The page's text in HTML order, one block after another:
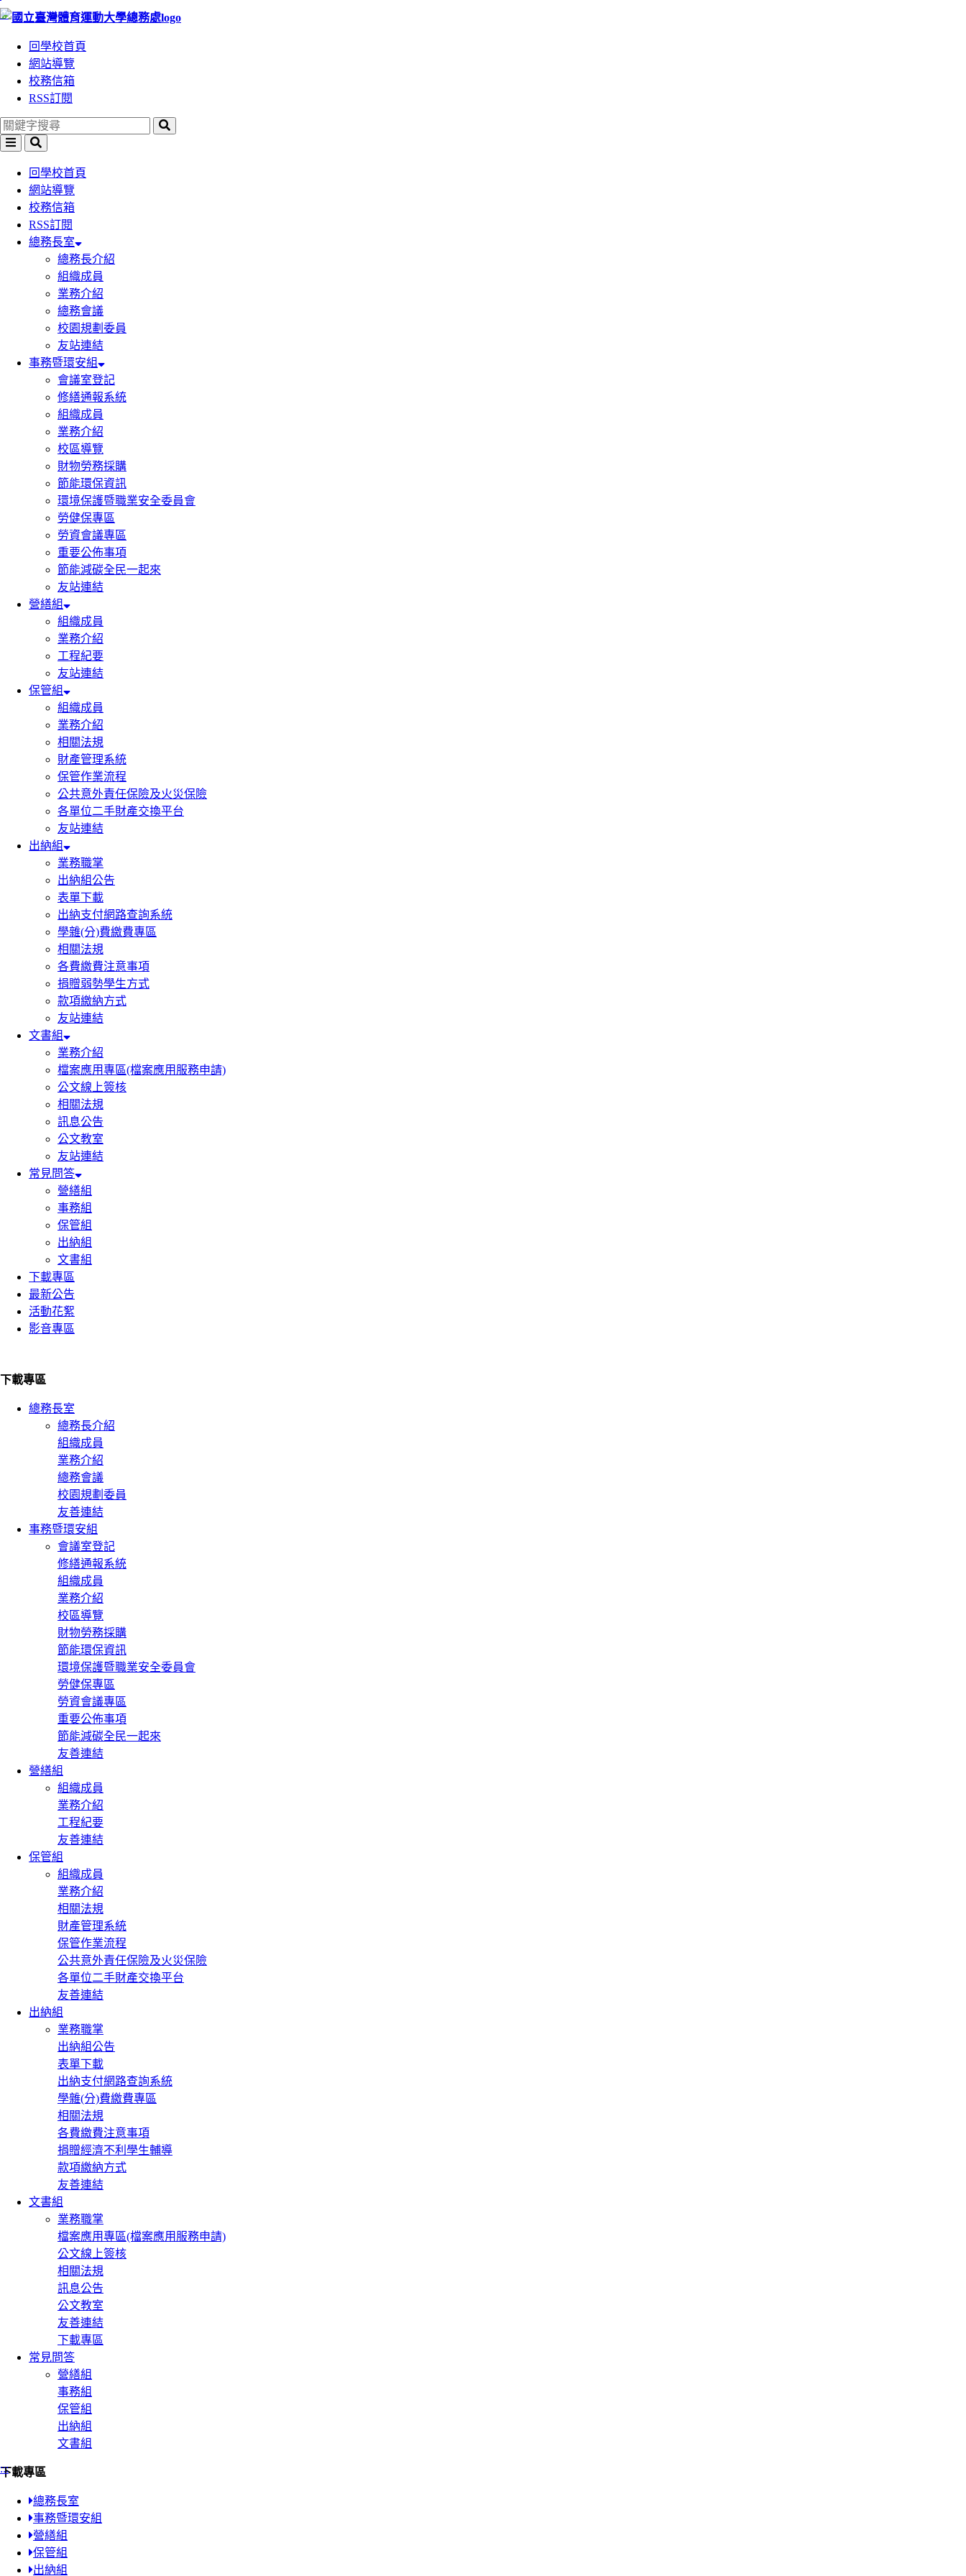
跳
區
塊
跳
區
塊
:::
回學校首頁
網站導覽
校務信箱
RSS訂閱
回學校首頁
網站導覽
校務信箱
RSS訂閱
總務長室
總務長介紹
組織成員
業務介紹
總務會議
校園規劃委員
友站連結
事務暨環安組
會議室登記
修繕通報系統
組織成員
業務介紹
校區導覽
財物勞務採購
節能環保資訊
環境保護暨職業安全委員會
勞健保專區
勞資會議專區
重要公佈事項
節能減碳全民一起來
友站連結
營繕組
組織成員
業務介紹
工程紀要
友站連結
保管組
組織成員
業務介紹
相關法規
財產管理系統
保管作業流程
公共意外責任保險及火災保險
各單位二手財產交換平台
友站連結
出納組
業務職掌
出納組公告
表單下載
出納支付網路查詢系統
學雜(分)費繳費專區
相關法規
各費繳費注意事項
捐贈弱勢學生方式
款項繳納方式
友站連結
文書組
業務介紹
檔案應用專區(檔案應用服務申請)
公文線上簽核
相關法規
訊息公告
公文教室
友站連結
常見問答
營繕組
事務組
保管組
出納組
文書組
下載專區
最新公告
活動花絮
影音專區
下載專區
總務長室
總務長介紹
組織成員
業務介紹
總務會議
校園規劃委員
友善連結
事務暨環安組
會議室登記
修繕通報系統
組織成員
業務介紹
校區導覽
財物勞務採購
節能環保資訊
環境保護暨職業安全委員會
勞健保專區
勞資會議專區
重要公佈事項
節能減碳全民一起來
友善連結
營繕組
組織成員
業務介紹
工程紀要
友善連結
保管組
組織成員
業務介紹
相關法規
財產管理系統
保管作業流程
公共意外責任保險及火災保險
各單位二手財產交換平台
友善連結
出納組
業務職掌
出納組公告
表單下載
出納支付網路查詢系統
學雜(分)費繳費專區
相關法規
各費繳費注意事項
捐贈經濟不利學生輔導
款項繳納方式
友善連結
文書組
業務職掌
檔案應用專區(檔案應用服務申請)
公文線上簽核
相關法規
訊息公告
公文教室
友善連結
下載專區
常見問答
營繕組
事務組
保管組
出納組
文書組
:::
下載專區
總務長室
事務暨環安組
營繕組
保管組
出納組